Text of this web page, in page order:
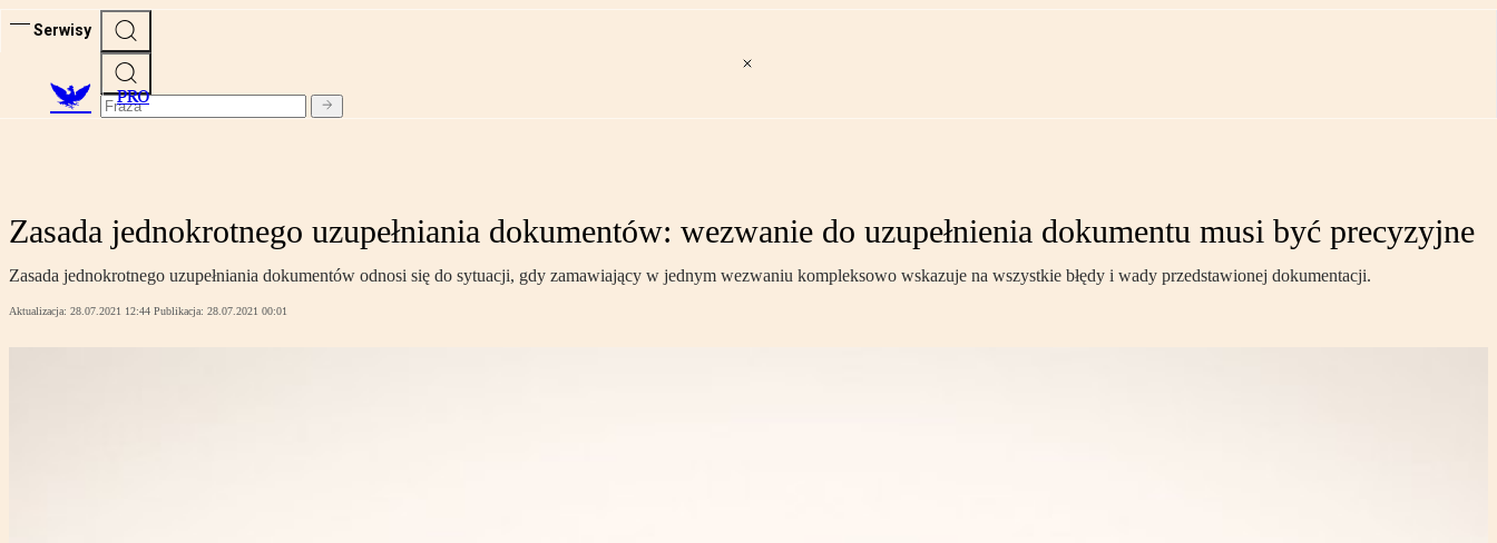
Serwisy
PRO
Zasada jednokrotnego uzupełniania dokumentów: wezwanie do uzupełnienia dokumentu musi być precyzyjne
Zasada jednokrotnego uzupełniania dokumentów odnosi się do sytuacji, gdy zamawiający w jednym wezwaniu kompleksowo wskazuje na wszystkie błędy i wady przedstawionej dokumentacji.
Aktualizacja: 28.07.2021 12:44 Publikacja: 28.07.2021 00:01